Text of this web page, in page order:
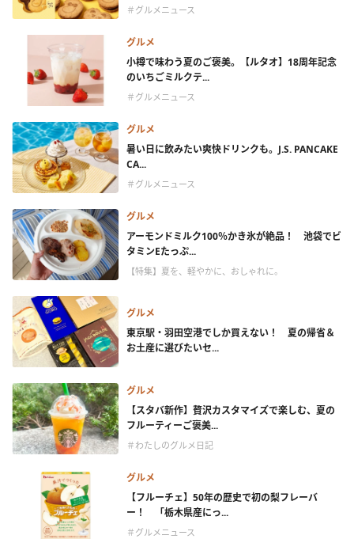
＃グルメニュース
グルメ
小樽で味わう夏のご褒美。【ルタオ】18周年記念
のいちごミルクテ...
＃グルメニュース
グルメ
暑い日に飲みたい爽快ドリンクも。J.S. PANCAKE
CA...
＃グルメニュース
グルメ
アーモンドミルク100％かき氷が絶品！ 池袋でビ
タミンEたっぷ...
【特集】夏を、軽やかに、おしゃれに。
グルメ
東京駅・羽田空港でしか買えない！ 夏の帰省＆
お土産に選びたいセ...
グルメ
【スタバ新作】贅沢カスタマイズで楽しむ、夏の
フルーティーご褒美...
＃わたしのグルメ日記
グルメ
【フルーチェ】50年の歴史で初の梨フレーバ
ー！ 「栃木県産にっ...
＃グルメニュース